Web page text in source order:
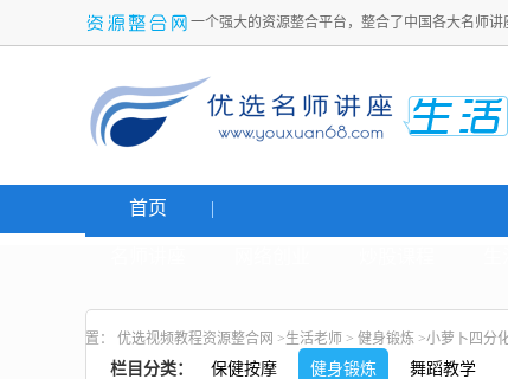
一个强大的资源整合平台，整合了中国各大名师
首页
置： 优选视频教程资源整合网 >生活老师 > 健身锻炼 >小萝卜四分
栏目分类： 保健按摩 健身锻炼 舞蹈教学